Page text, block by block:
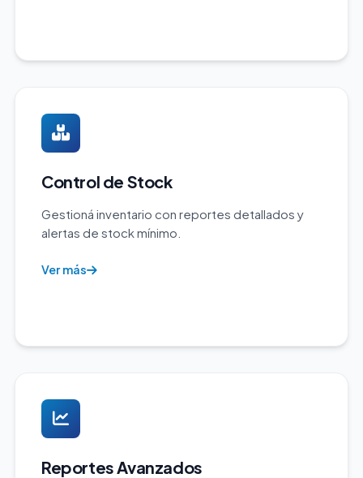
Control de Stock
Gestioná inventario con reportes detallados y
alertas de stock mínimo.
Ver más
Reportes Avanzados